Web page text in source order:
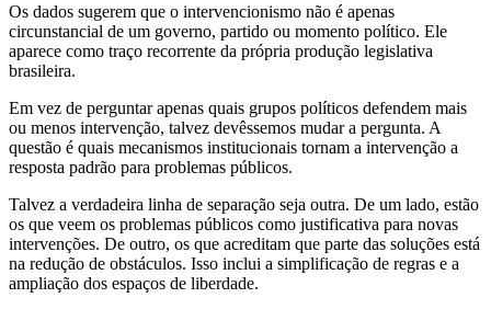
Os dados sugerem que o intervencionismo não é apenas
circunstancial de um governo, partido ou momento político. Ele
aparece como traço recorrente da própria produção legislativa
brasileira.
Em vez de perguntar apenas quais grupos políticos defendem mais
ou menos intervenção, talvez devêssemos mudar a pergunta. A
questão é quais mecanismos institucionais tornam a intervenção a
resposta padrão para problemas públicos.
Talvez a verdadeira linha de separação seja outra. De um lado, estão
os que veem os problemas públicos como justificativa para novas
intervenções. De outro, os que acreditam que parte das soluções está
na redução de obstáculos. Isso inclui a simplificação de regras e a
ampliação dos espaços de liberdade.